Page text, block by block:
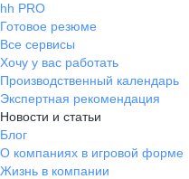
hh PRO
Готовое резюме
Все сервисы
Хочу у вас работать
Производственный календарь
Экспертная рекомендация
Новости и статьи
Блог
О компаниях в игровой форме
Жизнь в компании